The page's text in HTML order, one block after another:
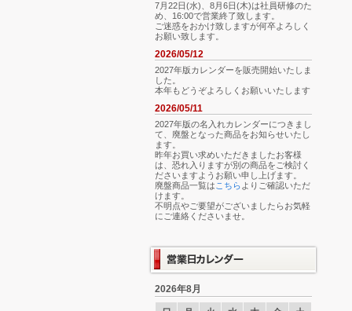
7月22日(水)、8月6日(木)は社員研修のた
め、16:00で営業終了致します。
ご迷惑をおかけ致しますが何卒よろしく
お願い致します。
2026/05/12
2027年版カレンダーを販売開始いたしま
した。
本年もどうぞよろしくお願いいたします
2026/05/11
2027年版の名入れカレンダーにつきまし
て、廃盤となった商品をお知らせいたし
ます。
昨年お買い求めいただきましたお客様
は、恐れ入りますが別の商品をご検討く
ださいますようお願い申し上げます。
廃盤商品一覧は こちら よりご確認いただ
けます。
不明点やご要望がございましたらお気軽
にご連絡くださいませ。
2026年8月